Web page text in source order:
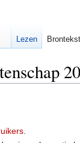
Lezen